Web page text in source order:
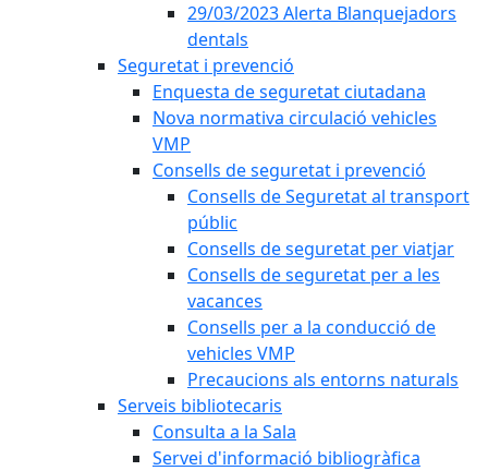
29/03/2023 Alerta Blanquejadors
dentals
Seguretat i prevenció
Enquesta de seguretat ciutadana
Nova normativa circulació vehicles
VMP
Consells de seguretat i prevenció
Consells de Seguretat al transport
públic
Consells de seguretat per viatjar
Consells de seguretat per a les
vacances
Consells per a la conducció de
vehicles VMP
Precaucions als entorns naturals
Serveis bibliotecaris
Consulta a la Sala
Servei d'informació bibliogràfica